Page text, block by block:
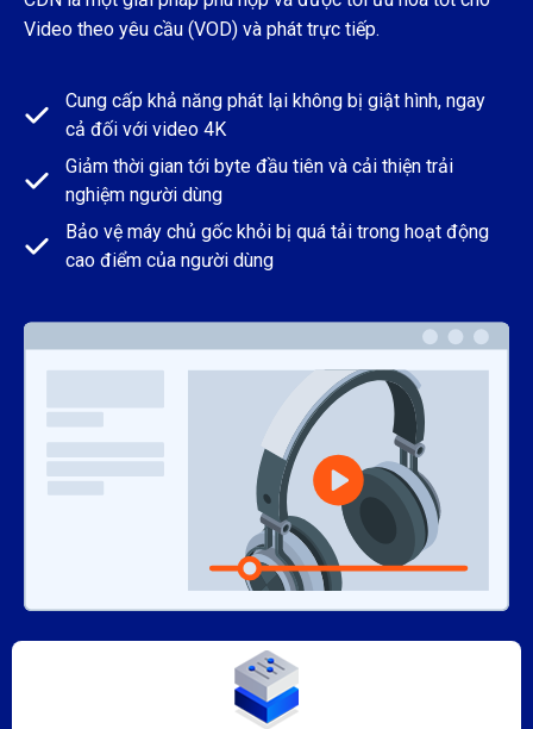
Video theo yêu cầu (VOD) và phát trực tiếp.
Cung cấp khả năng phát lại không bị giật hình, ngay
cả đối với video 4K
Giảm thời gian tới byte đầu tiên và cải thiện trải
nghiệm người dùng
Bảo vệ máy chủ gốc khỏi bị quá tải trong hoạt động
cao điểm của người dùng